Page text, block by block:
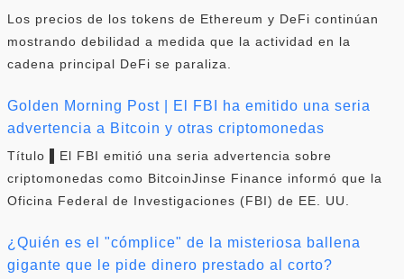
Los precios de los tokens de Ethereum y DeFi continúan
mostrando debilidad a medida que la actividad en la
cadena principal DeFi se paraliza.
Golden Morning Post | El FBI ha emitido una seria
advertencia a Bitcoin y otras criptomonedas
Título ▌El FBI emitió una seria advertencia sobre
criptomonedas como BitcoinJinse Finance informó que la
Oficina Federal de Investigaciones (FBI) de EE. UU.
¿Quién es el "cómplice" de la misteriosa ballena
gigante que le pide dinero prestado al corto?